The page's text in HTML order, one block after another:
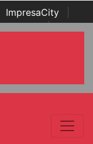
ImpresaCity
Awards | Italian